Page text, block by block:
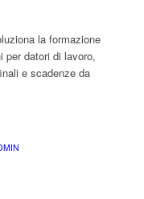
la formazione
per datori di lavoro,
e scadenze da